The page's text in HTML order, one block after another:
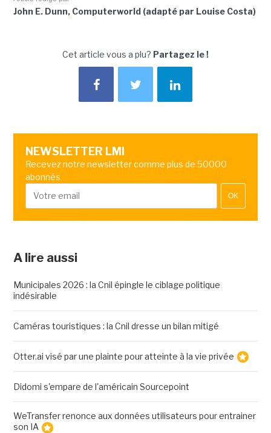
John E. Dunn, Computerworld (adapté par Louise Costa)
Cet article vous a plu? Partagez le !
NEWSLETTER LMI
Recevez notre newsletter comme plus de 50000
abonnés
OK
A lire aussi
Municipales 2026 : la Cnil épingle le ciblage politique
indésirable
Caméras touristiques : la Cnil dresse un bilan mitigé
Otter.ai visé par une plainte pour atteinte à la vie privée
Didomi s'empare de l'américain Sourcepoint
WeTransfer renonce aux données utilisateurs pour entrainer
son IA